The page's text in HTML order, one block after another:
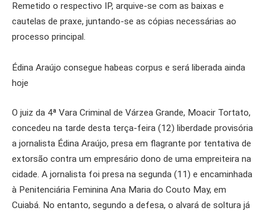
Remetido o respectivo IP, arquive-se com as baixas e
cautelas de praxe, juntando-se as cópias necessárias ao
processo principal.
Édina Araújo consegue habeas corpus e será liberada ainda
hoje
O juiz da 4ª Vara Criminal de Várzea Grande, Moacir Tortato,
concedeu na tarde desta terça-feira (12) liberdade provisória
a jornalista Édina Araújo, presa em flagrante por tentativa de
extorsão contra um empresário dono de uma empreiteira na
cidade. A jornalista foi presa na segunda (11) e encaminhada
à Penitenciária Feminina Ana Maria do Couto May, em
Cuiabá. No entanto, segundo a defesa, o alvará de soltura já